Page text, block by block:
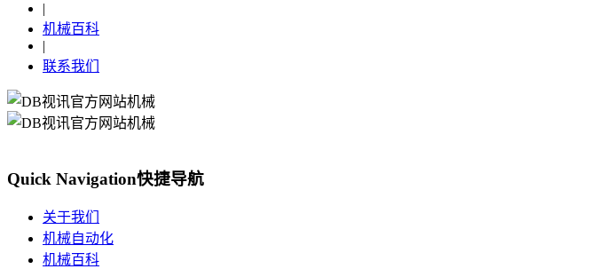
|
机械百科
|
联系我们
Quick Navigation快捷导航
关于我们
机械自动化
机械百科